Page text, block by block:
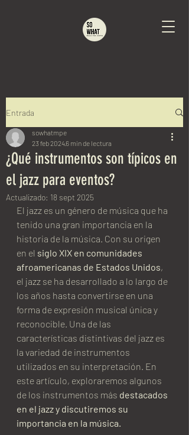
Entrada
¿Qué instrumentos son típicos en
el jazz para eventos?
sowhatmpe
23 feb 20246 min de lectura
Actualizado: 18 sept 2025
El jazz es un género de música que ha
tenido una gran importancia en la
historia de la música. Con su origen
en el siglo XIX en comunidades
afroamericanas de Estados Unidos,
el jazz se ha desarrollado a lo largo de
los años hasta convertirse en una
forma de expresión musical única y
reconocible. Una de las
características distintivas del jazz es
la variedad de instrumentos
utilizados en su interpretación. En
este artículo, exploraremos algunos
de los instrumentos más destacados
en el jazz y discutiremos su
importancia en la música.